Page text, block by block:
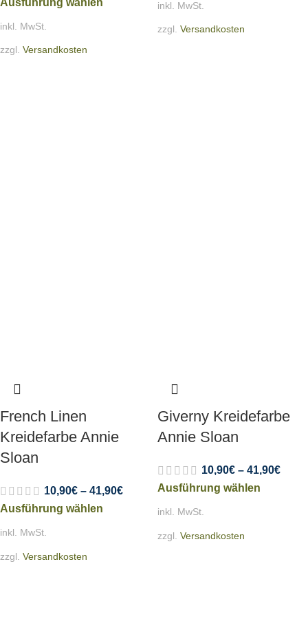
inkl. MwSt.
zzgl. Versandkosten
inkl. MwSt.
zzgl. Versandkosten
French Linen
Kreidefarbe Annie
Sloan
10,90€ – 41,90€
Ausführung wählen
inkl. MwSt.
zzgl. Versandkosten
Giverny Kreidefarbe
Annie Sloan
10,90€ – 41,90€
Ausführung wählen
inkl. MwSt.
zzgl. Versandkosten